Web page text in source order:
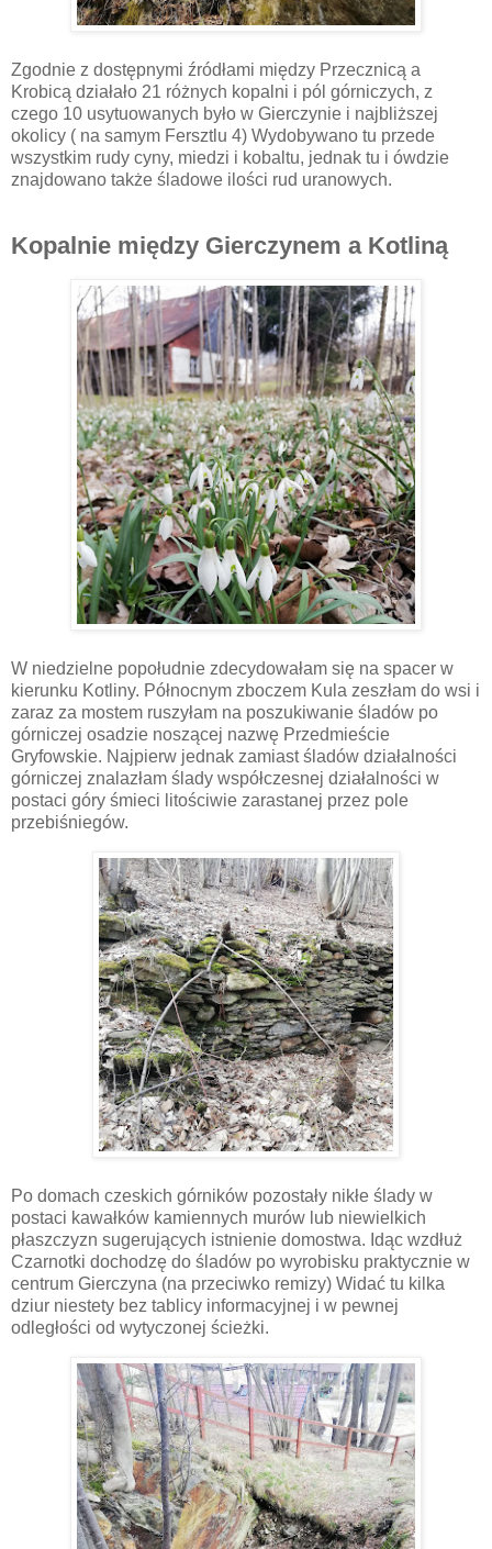
Zgodnie z dostępnymi źródłami między Przecznicą a
Krobicą działało 21 różnych kopalni i pól górniczych, z
czego 10 usytuowanych było w Gierczynie i najbliższej
okolicy ( na samym Fersztlu 4) Wydobywano tu przede
wszystkim rudy cyny, miedzi i kobaltu, jednak tu i ówdzie
znajdowano także śladowe ilości rud uranowych.
Kopalnie między Gierczynem a Kotliną
W niedzielne popołudnie zdecydowałam się na spacer w
kierunku Kotliny. Północnym zboczem Kula zeszłam do wsi i
zaraz za mostem ruszyłam na poszukiwanie śladów po
górniczej osadzie noszącej nazwę Przedmieście
Gryfowskie. Najpierw jednak zamiast śladów działalności
górniczej znalazłam ślady współczesnej działalności w
postaci góry śmieci litościwie zarastanej przez pole
przebiśniegów.
Po domach czeskich górników pozostały nikłe ślady w
postaci kawałków kamiennych murów lub niewielkich
płaszczyzn sugerujących istnienie domostwa. Idąc wzdłuż
Czarnotki dochodzę do śladów po wyrobisku praktycznie w
centrum Gierczyna (na przeciwko remizy) Widać tu kilka
dziur niestety bez tablicy informacyjnej i w pewnej
odległości od wytyczonej ścieżki.